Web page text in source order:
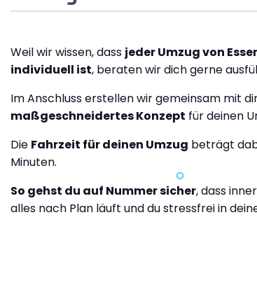
Weil wir wissen, dass jeder Umzug von
individuell ist, beraten wir dich gerne
Im Anschluss erstellen wir gemeinsam mit
maßgeschneidertes Konzept für deinen
Die Fahrzeit für deinen Umzug beträgt
Minuten.
So gehst du auf Nummer sicher, dass
alles nach Plan läuft und du stressfrei in